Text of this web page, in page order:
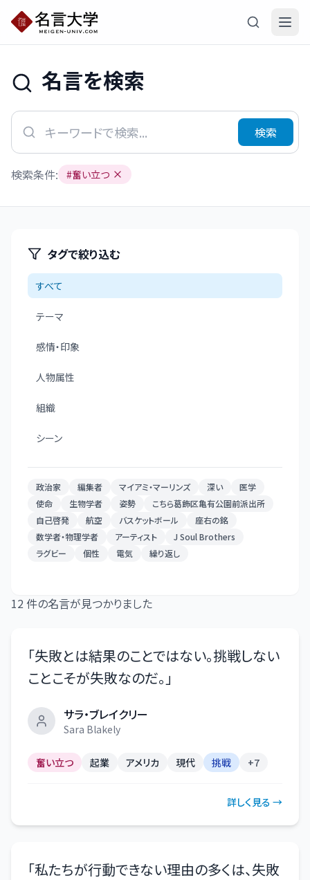
名言を検索
検索
検索条件: #奮い立つ
タグで絞り込む
すべて
テーマ
感情・印象
人物属性
組織
シーン
政治家 編集者 マイアミ・マーリンズ 深い
医学
使命
生物学者 姿勢
こちら葛飾区亀有公園前派出所
自己啓発
航空 バスケットボール
座右の銘
数学者・物理学者
アーティスト
J Soul Brothers
ラグビー
個性 電気 繰り返し
12 件の名言が見つかりました
「失敗とは結果のことではない。挑戦しない
ことこそが失敗なのだ。 」
サラ・ブレイクリー
Sara Blakely
奮い立つ 起業 アメリカ 現代 挑戦 +7
詳しく見る →
「私たちが行動できない理由の多くは、失敗